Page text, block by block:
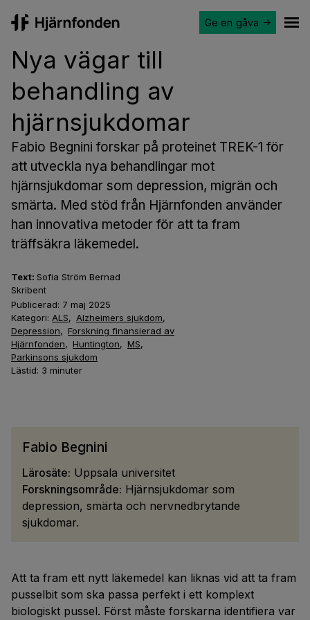
Ge en gåva
Text: Sofia Ström Bernad
Skribent
Publicerad: 7 maj 2025
Kategori: ALS, Alzheimers sjukdom,
Depression, Forskning finansierad av
Hjärnfonden, Huntington, MS,
Parkinsons sjukdom
Lästid: 3 minuter
Nya vägar till
behandling av
hjärnsjukdomar
Fabio Begnini forskar på proteinet TREK-1 för
att utveckla nya behandlingar mot
hjärnsjukdomar som depression, migrän och
smärta. Med stöd från Hjärnfonden använder
han innovativa metoder för att ta fram
träffsäkra läkemedel.
Fabio Begnini
Lärosäte: Uppsala universitet
Forskningsområde: Hjärnsjukdomar som
depression, smärta och nervnedbrytande
sjukdomar.
Att ta fram ett nytt läkemedel kan liknas vid att ta fram
pusselbit som ska passa perfekt i ett komplext
biologiskt pussel. Först måste forskarna identifiera var